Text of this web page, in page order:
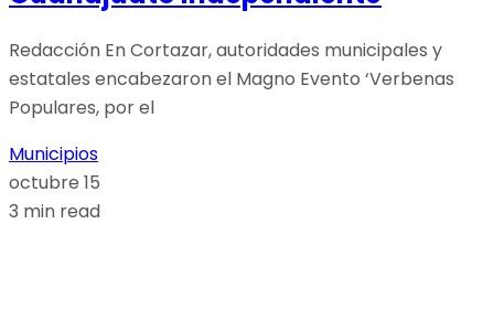
Redacción En Cortazar, autoridades municipales y
estatales encabezaron el Magno Evento ‘Verbenas
Populares, por el
Municipios
octubre 15
3 min read